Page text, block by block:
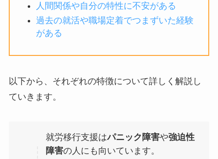
人間関係や自分の特性に不安がある
過去の就活や職場定着でつまずいた経験
がある
以下から、それぞれの特徴について詳しく解説し
ていきます。
就労移行支援はパニック障害や強迫性
障害の人にも向いています。